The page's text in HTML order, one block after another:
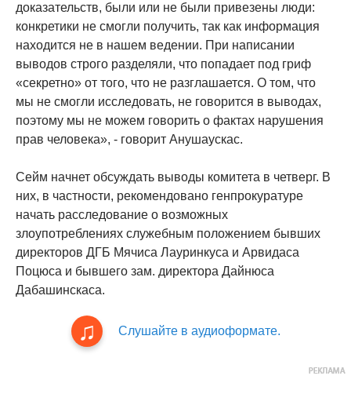
доказательств, были или не были привезены люди:
конкретики не смогли получить, так как информация
находится не в нашем ведении. При написании
выводов строго разделяли, что попадает под гриф
«секретно» от того, что не разглашается. О том, что
мы не смогли исследовать, не говорится в выводах,
поэтому мы не можем говорить о фактах нарушения
прав человека», - говорит Анушаускас.
Сейм начнет обсуждать выводы комитета в четверг. В
них, в частности, рекомендовано генпрокуратуре
начать расследование о возможных
злоупотреблениях служебным положением бывших
директоров ДГБ Мячиса Лауринкуса и Арвидаса
Поцюса и бывшего зам. директора Дайнюса
Дабашинскаса.
Слушайте в аудиоформате.